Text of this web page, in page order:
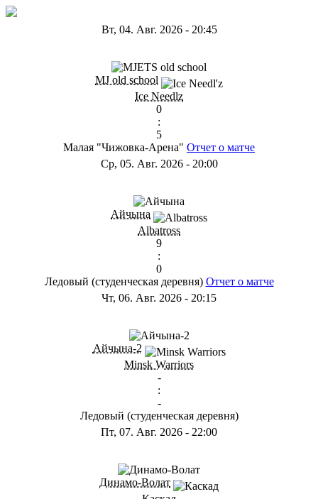
Вт, 04. Авг. 2026- 20:45
MJ old school
Ice Needlz
0
:
5
Малая "Чижовка-Арена" Отчет о матче
Ср, 05. Авг. 2026- 20:00
Айчына
Albatross
9
:
0
Ледовый (студенческая деревня) Отчет о матче
Чт, 06. Авг. 2026 - 20:15
Айчына-2
Minsk Warriors
-
:
-
Ледовый (студенческая деревня)
Пт, 07. Авг. 2026 - 22:00
Динамо-Волат